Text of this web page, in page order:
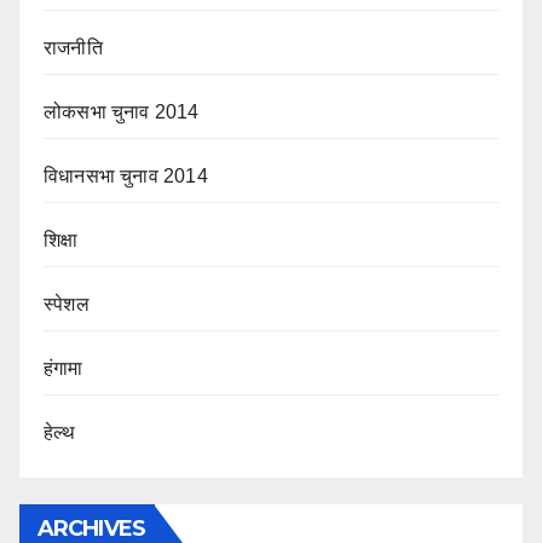
राजनीति
लोकसभा चुनाव 2014
विधानसभा चुनाव 2014
शिक्षा
स्पेशल
हंगामा
हेल्थ
ARCHIVES